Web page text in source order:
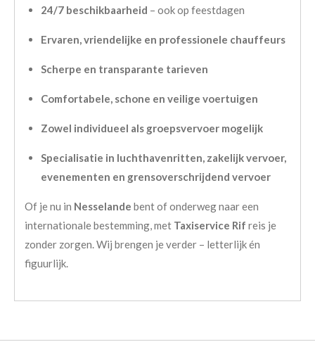
24/7 beschikbaarheid – ook op feestdagen
Ervaren, vriendelijke en professionele chauffeurs
Scherpe en transparante tarieven
Comfortabele, schone en veilige voertuigen
Zowel individueel als groepsvervoer mogelijk
Specialisatie in luchthavenritten, zakelijk vervoer,
evenementen en grensoverschrijdend vervoer
Of je nu in Nesselande bent of onderweg naar een
internationale bestemming, met Taxiservice Rif reis je
zonder zorgen. Wij brengen je verder – letterlijk én
figuurlijk.